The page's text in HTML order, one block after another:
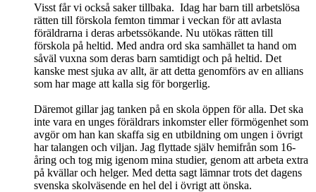
Visst får vi också saker tillbaka. Idag har barn till arbetslösa
rätten till förskola femton timmar i veckan för att avlasta
föräldrarna i deras arbetssökande. Nu utökas rätten till
förskola på heltid. Med andra ord ska samhället ta hand om
såväl vuxna som deras barn samtidigt och på heltid. Det
kanske mest sjuka av allt, är att detta genomförs av en allians
som har mage att kalla sig för borgerlig.
Däremot gillar jag tanken på en skola öppen för alla. Det ska
inte vara en unges föräldrars inkomster eller förmögenhet som
avgör om han kan skaffa sig en utbildning om ungen i övrigt
har talangen och viljan. Jag flyttade själv hemifrån som 16-
åring och tog mig igenom mina studier, genom att arbeta extra
på kvällar och helger. Med detta sagt lämnar trots det dagens
svenska skolväsende en hel del i övrigt att önska.